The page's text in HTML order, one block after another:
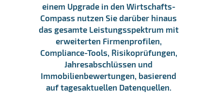
einem Upgrade in den Wirtschafts-
Compass nutzen Sie darüber hinaus
das gesamte Leistungsspektrum mit
erweiterten Firmenprofilen,
Compliance-Tools, Risikoprüfungen,
Jahresabschlüssen und
Immobilienbewertungen, basierend
auf tagesaktuellen Datenquellen.